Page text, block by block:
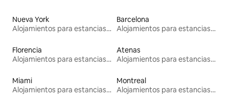
Nueva York
Alojamientos para estancias largas
Barcelona
Alojamientos para estancias largas
Florencia
Alojamientos para estancias largas
Atenas
Alojamientos para estancias largas
Miami
Alojamientos para estancias largas
Montreal
Alojamientos para estancias largas